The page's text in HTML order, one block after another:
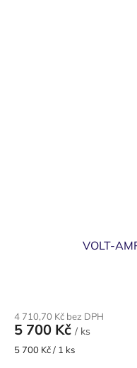
VOLT-
4 710,70 Kč bez DPH
5 700 Kč / ks
Měrná
5 700 Kč / 1 ks